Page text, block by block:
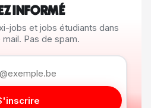
INFORMÉ
jobs et jobs étudiants dans
Pas de spam.